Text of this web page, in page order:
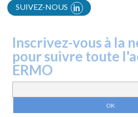
SUIVEZ-NOUS in
Inscrivez-vous à la
pour suivre toute
ERMO